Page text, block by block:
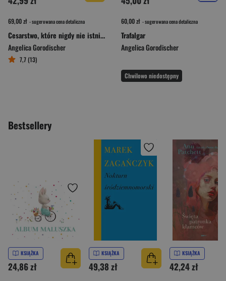
69,00 zł - sugerowana cena detaliczna
Cesarstwo, które nigdy nie istniało
Angelica Gorodischer
7,7 (13)
60,00 zł - sugerowana cena detaliczna
Trafalgar
Angelica Gorodischer
Chwilowo niedostępny
Bestsellery
KSIĄŻKA
24,86 zł
KSIĄŻKA
49,38 zł
KSIĄŻKA
42,24 zł